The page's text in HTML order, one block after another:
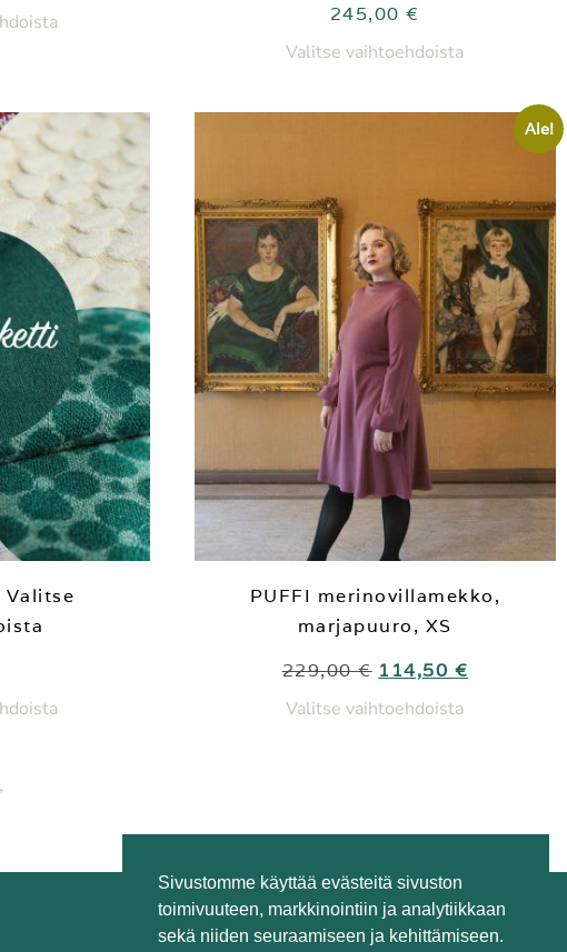
Sivustomme käyttää evästeitä sivuston
toimivuuteen, markkinointiin ja analytiikkaan
sekä niiden seuraamiseen ja kehittämiseen.
245,00€
Valitse vaihtoehdoista
Ale!
PUFFI merinovillamekko,
marjapuuro, XS
229,00€ 114,50 €
Valitse vaihtoehdoista